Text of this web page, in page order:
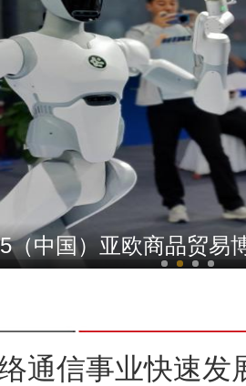
你为邻】兰兰：丝绸之
（中国）亚欧商品贸易
通信事业快速发